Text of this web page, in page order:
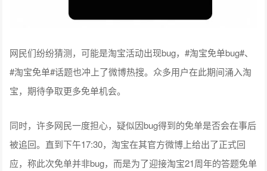
网民们纷纷猜测，可能是淘宝活动出现bug，#淘宝免单bug#、
#淘宝免单#话题也冲上了微博热搜。众多用户在此期间涌入淘
宝，期待争取更多免单机会。
同时，许多网民一度担心，疑似因bug得到的免单是否会在事后
被追回。直到下午17:30，淘宝在其官方微博上给出了正式回
应，称此次免单并非bug，而是为了迎接淘宝21周年的答题免单